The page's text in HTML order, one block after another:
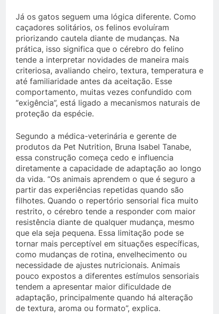
Já os gatos seguem uma lógica diferente. Como
caçadores solitários, os felinos evoluíram
priorizando cautela diante de mudanças. Na
prática, isso significa que o cérebro do felino
tende a interpretar novidades de maneira mais
criteriosa, avaliando cheiro, textura, temperatura e
até familiaridade antes da aceitação. Esse
comportamento, muitas vezes confundido com
“exigência”, está ligado a mecanismos naturais de
proteção da espécie.
Segundo a médica-veterinária e gerente de
produtos da Pet Nutrition, Bruna Isabel Tanabe,
essa construção começa cedo e influencia
diretamente a capacidade de adaptação ao longo
da vida. “Os animais aprendem o que é seguro a
partir das experiências repetidas quando são
filhotes. Quando o repertório sensorial fica muito
restrito, o cérebro tende a responder com maior
resistência diante de qualquer mudança, mesmo
que ela seja pequena. Essa limitação pode se
tornar mais perceptível em situações específicas,
como mudanças de rotina, envelhecimento ou
necessidade de ajustes nutricionais. Animais
pouco expostos a diferentes estímulos sensoriais
tendem a apresentar maior dificuldade de
adaptação, principalmente quando há alteração
de textura, aroma ou formato”, explica.